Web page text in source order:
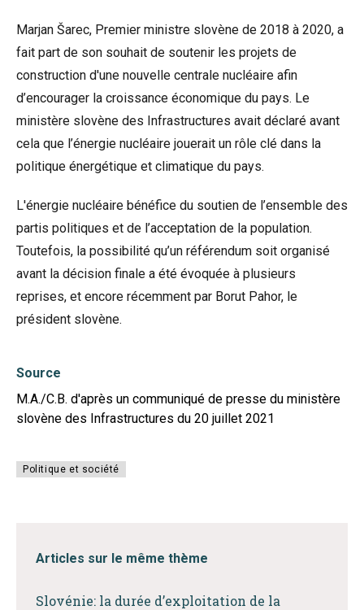
Marjan Šarec, Premier ministre slovène de 2018 à 2020, a
fait part de son souhait de soutenir les projets de
construction d'une nouvelle centrale nucléaire afin
d’encourager la croissance économique du pays. Le
ministère slovène des Infrastructures avait déclaré avant
cela que l’énergie nucléaire jouerait un rôle clé dans la
politique énergétique et climatique du pays.
L'énergie nucléaire bénéfice du soutien de l’ensemble des
partis politiques et de l’acceptation de la population.
Toutefois, la possibilité qu’un référendum soit organisé
avant la décision finale a été évoquée à plusieurs
reprises, et encore récemment par Borut Pahor, le
président slovène.
Source
M.A./C.B. d'après un communiqué de presse du ministère
slovène des Infrastructures du 20 juillet 2021
Politique et société
Articles sur le même thème
Slovénie: la durée d’exploitation de la